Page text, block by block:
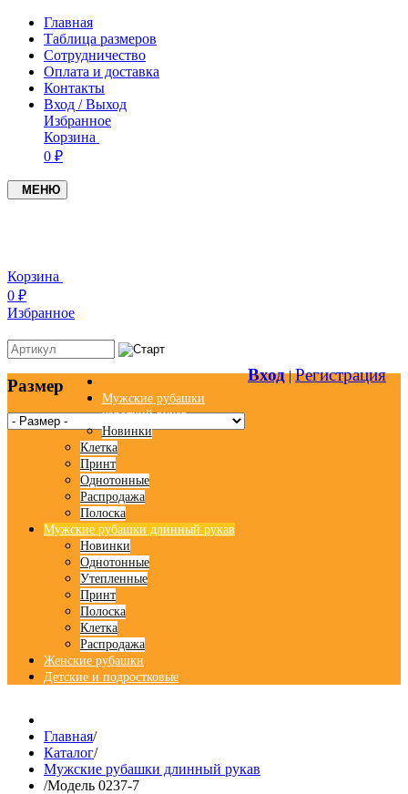
Главная
Таблица размеров
Сотрудничество
Оплата и доставка
Контакты
Вход / Выход
Избранное
Корзина
0 ₽
МЕНЮ
Корзина
0 ₽
Вход|Регистрация
Избранное
Размер
Мужские рубашки
короткий рукав
Новинки
Клетка
Принт
Однотонные
Распродажа
Полоска
Мужские рубашки длинный рукав
Новинки
Однотонные
Утепленные
Принт
Полоска
Клетка
Распродажа
Женские рубашки
Детские и подростковые
Главная/
Каталог/
Мужские рубашки длинный рукав
/Модель 0237-7